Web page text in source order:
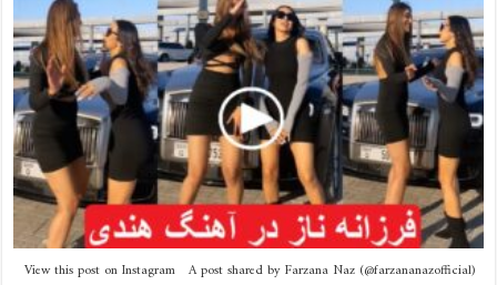
View this post on Instagram A post shared by Farzana Naz (@farzananazofficial)